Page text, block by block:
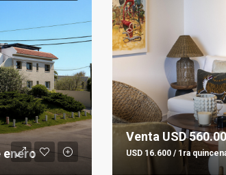
enero
Venta USD
USD 16.600 / 1ra